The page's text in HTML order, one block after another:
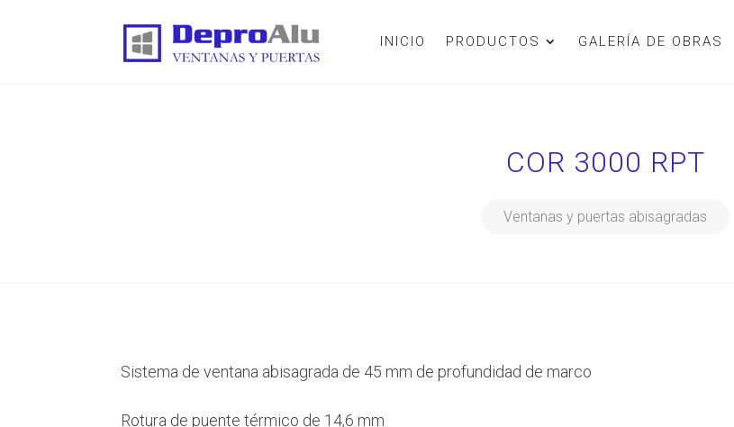
INICIO PRODUCTOS GALERÍA DE OBRAS
COR 3000 RPT
Ventanas y puertas abisagradas
Sistema de ventana abisagrada de 45 mm de profundidad de marco
Rotura de puente térmico de 14,6 mm